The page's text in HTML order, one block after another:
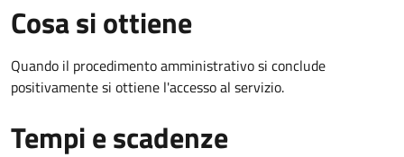
Cosa si ottiene
Quando il procedimento amministrativo si conclude
positivamente si ottiene l'accesso al servizio.
Tempi e scadenze